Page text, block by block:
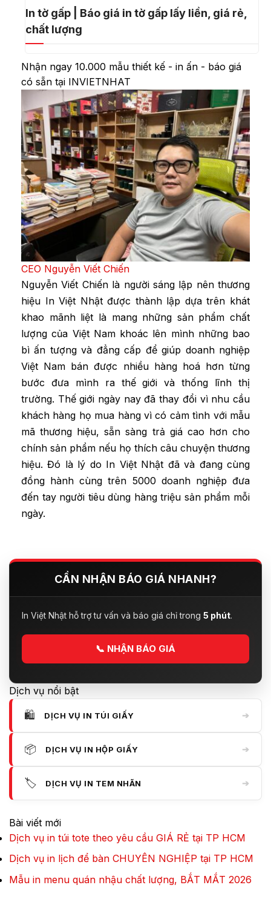
In tờ gấp | Báo giá in tờ gấp lấy liền, giá rẻ,
chất lượng
Nhận ngay 10.000 mẫu thiết kế - in ấn - báo giá
có sẵn tại INVIETNHAT
CEO Nguyễn Viết Chiến
Nguyễn Viết Chiến là người sáng lập nên thương
hiệu In Việt Nhật được thành lập dựa trên khát
khao mãnh liệt là mang những sản phẩm chất
lượng của Việt Nam khoác lên mình những bao
bì ấn tượng và đẳng cấp để giúp doanh nghiệp
Việt Nam bán được nhiều hàng hoá hơn từng
bước đưa mình ra thế giới và thống lĩnh thị
trường. Thế giới ngày nay đã thay đổi vì nhu cầu
khách hàng họ mua hàng vì có cảm tình với mẫu
mã thương hiệu, sẵn sàng trả giá cao hơn cho
chính sản phẩm nếu họ thích câu chuyện thương
hiệu. Đó là lý do In Việt Nhật đã và đang cùng
đồng hành cùng trên 5000 doanh nghiệp đưa
đến tay người tiêu dùng hàng triệu sản phẩm mỗi
ngày.
CẦN NHẬN BÁO GIÁ NHANH?
In Việt Nhật hỗ trợ tư vấn và báo giá chỉ trong 5 phút.
📞 NHẬN BÁO GIÁ
Dịch vụ nổi bật
🛍️ DỊCH VỤ IN TÚI GIẤY ➔
📦 DỊCH VỤ IN HỘP GIẤY ➔
🏷️ DỊCH VỤ IN TEM NHÃN ➔
Bài viết mới
Dịch vụ in túi tote theo yêu cầu GIÁ RẺ tại TP HCM
Dịch vụ in lịch để bàn CHUYÊN NGHIỆP tại TP HCM
Mẫu in menu quán nhậu chất lượng, BẮT MẮT 2026